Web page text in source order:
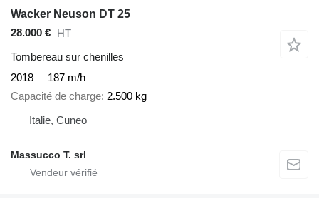
Wacker Neuson DT 25
28.000 € HT
Tombereau sur chenilles
2018
187 m/h
Capacité de charge 2.500 kg
Italie, Cuneo
Massucco T. srl